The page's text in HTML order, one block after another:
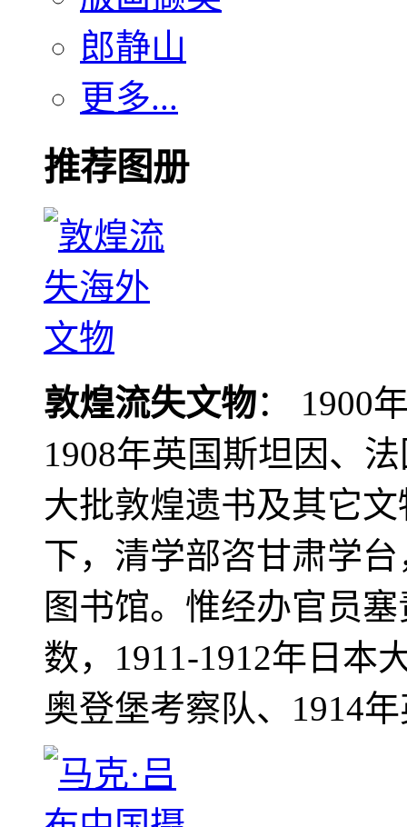
郎静山
更多...
推荐图册
敦煌流失文物： 1900
1908年英国斯坦因、
大批敦煌遗书及其它
下，清学部咨甘肃学
图书馆。惟经办官员
数，1911-1912年日本
奥登堡考察队、1914